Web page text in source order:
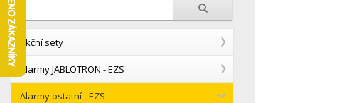
Akční sety
Alarmy JABLOTRON - EZS
Alarmy ostatní - EZS